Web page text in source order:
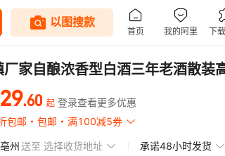
厂家自酿浓香型白酒三年老酒散装
29.60 起 登录查看更多优惠
包邮
包邮 满100减5券
州送至 选择收货地址 承诺48小时发货